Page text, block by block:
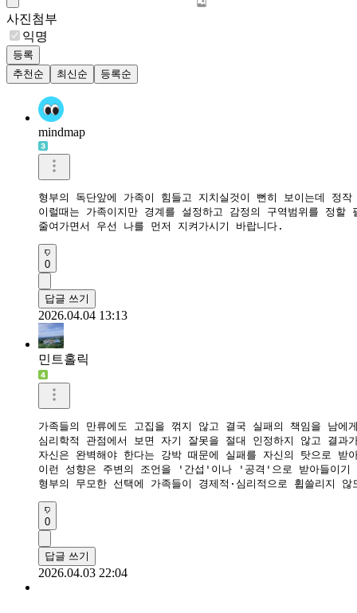
사진첨부
익명
등록
추천순
최신순 등록순
mindmap
형부의 독단앞에 가족이 힘들고 지치실것이 뻔히 보이는데 정
이럴때는 가족이지만 경계를 설정하고 감정의 구역범위를 정
줄여가면서 우선 나를 먼저 지켜가시기 바랍니다.
0
답글 쓰기
2026.04.04 13:13
민트홀릭
가족들의 만류에도 고집을 꺾지 않고 결국 실패의 책임을 남에
심리학적 관점에서 보면 자기 잘못을 절대 인정하지 않고 결
자신은 완벽해야 한다는 강박 때문에 실패를 자신의 탓으로
이런 성향은 주변의 조언을 '간섭'이나 '공격'으로 받아들이기
형부의 무모한 선택에 가족들이 경제적·심리적으로 휩쓸리지
0
답글 쓰기
2026.04.03 22:04